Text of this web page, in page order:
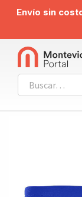
Envío sin